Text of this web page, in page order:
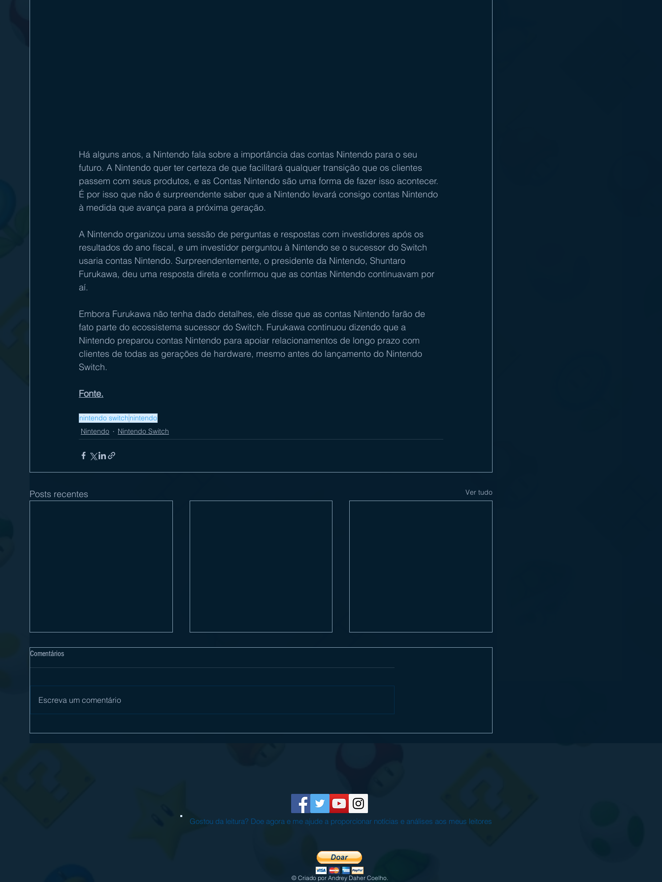
Há alguns anos, a Nintendo fala sobre a importância das contas Nintendo para o seu
futuro. A Nintendo quer ter certeza de que facilitará qualquer transição que os clientes
passem com seus produtos, e as Contas Nintendo são uma forma de fazer isso acontecer.
É por isso que não é surpreendente saber que a Nintendo levará consigo contas Nintendo
à medida que avança para a próxima geração.
A Nintendo organizou uma sessão de perguntas e respostas com investidores após os
resultados do ano fiscal, e um investidor perguntou à Nintendo se o sucessor do Switch
usaria contas Nintendo. Surpreendentemente, o presidente da Nintendo, Shuntaro
Furukawa, deu uma resposta direta e confirmou que as contas Nintendo continuavam por
aí.
Embora Furukawa não tenha dado detalhes, ele disse que as contas Nintendo farão de
fato parte do ecossistema sucessor do Switch. Furukawa continuou dizendo que a
Nintendo preparou contas Nintendo para apoiar relacionamentos de longo prazo com
clientes de todas as gerações de hardware, mesmo antes do lançamento do Nintendo
Switch.
Fonte.
nintendo switch nintendo
Nintendo
Nintendo Switch
Posts recentes Ver tudo
Comentários
Escreva um comentário
Gostou da leitura? Doe agora e me ajude a proporcionar notícias e análises aos meus leitores
© Criado por Andrey Daher Coelho.